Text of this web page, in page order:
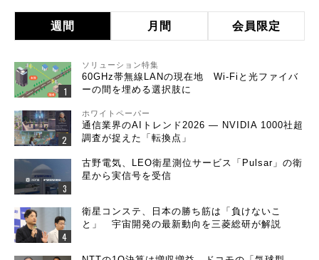
週間 月間 会員限定
ソリューション特集
60GHz帯無線LANの現在地 Wi-Fiと光ファイバ
ーの間を埋める選択肢に
ホワイトペーパー
通信業界のAIトレンド2026 ― NVIDIA 1000社超
調査が捉えた「転換点」
古野電気、LEO衛星測位サービス「Pulsar」の衛
星から実信号を受信
衛星コンステ、日本の勝ち筋は「負けないこ
と」 宇宙開発の最新動向を三菱総研が解説